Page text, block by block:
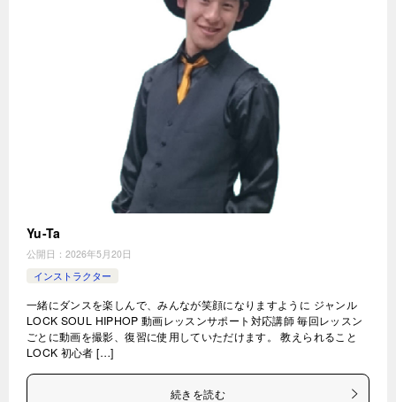
Yu-Ta
公開日： 2026年5月20日
インストラクター
一緒にダンスを楽しんで、みんなが笑顔になりますように ジャンル
LOCK SOUL HIPHOP 動画レッスンサポート対応講師 毎回レッスン
ごとに動画を撮影、復習に使用していただけます。 教えられること
LOCK 初心者 […]
続きを読む